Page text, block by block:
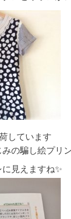
しています
の騙し絵プリ
見えますね✨